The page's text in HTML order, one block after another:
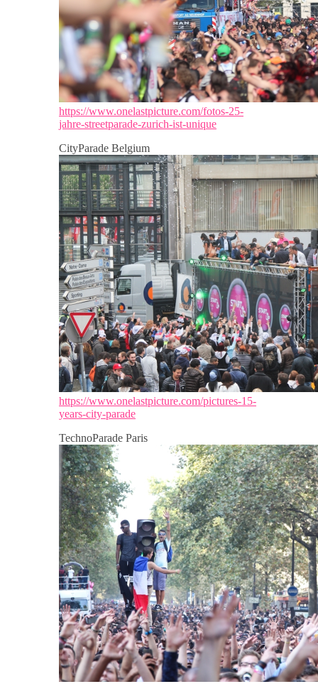
https://www.onelastpicture.com/fotos-25-
jahre-streetparade-zurich-ist-unique
CityParade Belgium
https://www.onelastpicture.com/pictures-15-
years-city-parade
TechnoParade Paris